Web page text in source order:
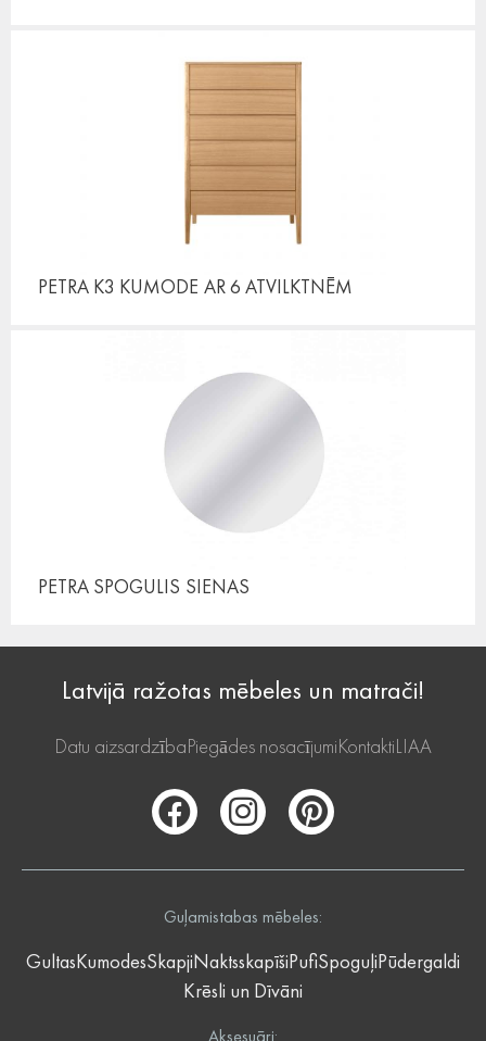
PETRA K3 KUMODE AR 6 ATVILKTNĒM
PETRA SPOGULIS SIENAS
Latvijā ražotas mēbeles un matrači!
Datu aizsardzībaPiegādes nosacījumiKontaktiLIAA
Guļamistabas mēbeles:
GultasKumodesSkapjiNaktsskapīšiPufiSpoguļiPūdergaldi
Krēsli un Dīvāni
Aksesuāri: